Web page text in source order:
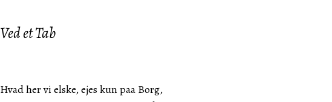
Ved et Tab
Hvad her vi elske, ejes kun paa Borg,